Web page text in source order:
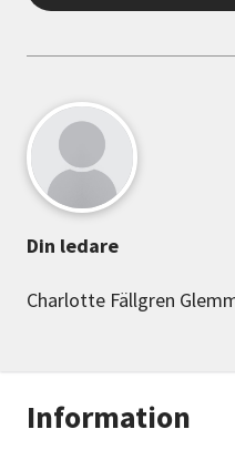
Information
Din ledare
Charlotte Fällgren